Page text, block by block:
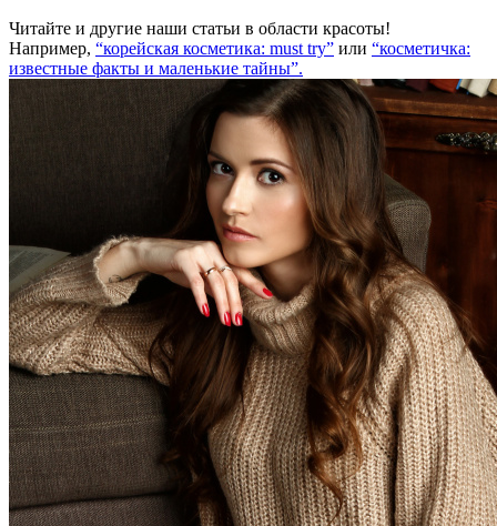
Читайте и другие наши статьи в области красоты!
Например, “корейская косметика: must try” или “косметичка:
известные факты и маленькие тайны”.